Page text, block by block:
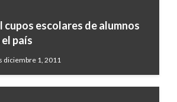
cupos escolares de alumnos
país
diciembre 1, 2011